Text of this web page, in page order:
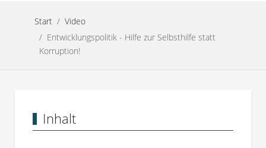
Start
Video
Entwicklungspolitik - Hilfe zur Selbsthilfe statt
Korruption!
Inhalt